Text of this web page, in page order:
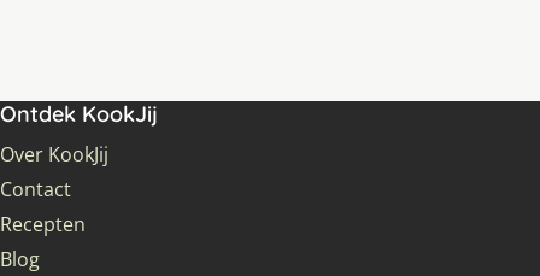
Ontdek KookJij
Over KookJij
Contact
Recepten
Blog